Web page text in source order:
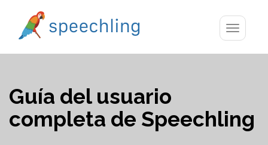
Toggle
Guía del usuario
completa de Speechling